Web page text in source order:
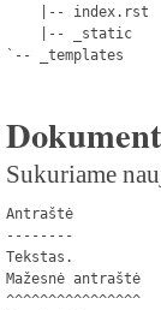
|-- index.rst
    |-- _static
`-- _templates
Sukuriame
Antraštė
--------
Tekstas.
Mažesnė antraštė
^^^^^^^^^^^^^^^^